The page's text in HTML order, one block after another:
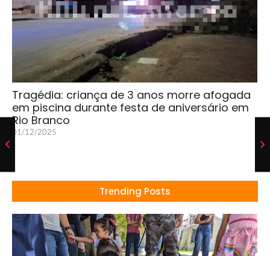
Tragédia: criança de 3 anos morre afogada
em piscina durante festa de aniversário em
Rio Branco
01/12/2025
Trending Posts